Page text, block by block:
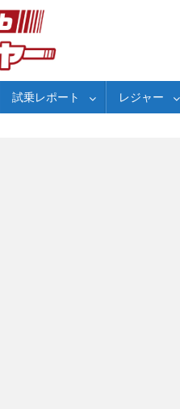
試乗レポート レジャー